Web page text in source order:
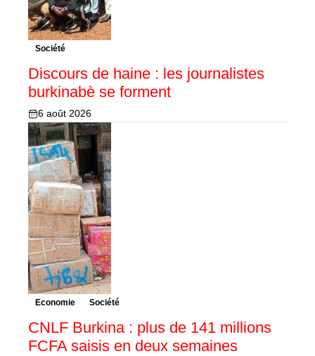
Société
Discours de haine : les journalistes
burkinabè se forment
6 août 2026
Economie Société
CNLF Burkina : plus de 141 millions
FCFA saisis en deux semaines